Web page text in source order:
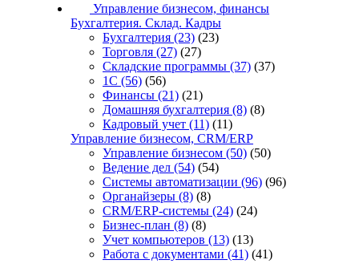
Управление бизнесом, финансы
Бухгалтерия. Склад. Кадры
Бухгалтерия (23) (23)
Торговля (27) (27)
Складские программы (37) (37)
1С (56) (56)
Финансы (21) (21)
Домашняя бухгалтерия (8) (8)
Кадровый учет (11) (11)
Управление бизнесом, CRM/ERP
Управление бизнесом (50) (50)
Ведение дел (54) (54)
Системы автоматизации (96) (96)
Органайзеры (8) (8)
CRM/ERP-системы (24) (24)
Бизнес-план (8) (8)
Учет компьютеров (13) (13)
Работа с документами (41) (41)